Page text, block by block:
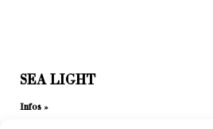
SEA LIGHT
Infos »